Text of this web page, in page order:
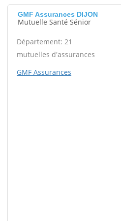
GMF Assurances DIJON
Mutuelle Santé Sénior
Département: 21
mutuelles d'assurances
GMF Assurances